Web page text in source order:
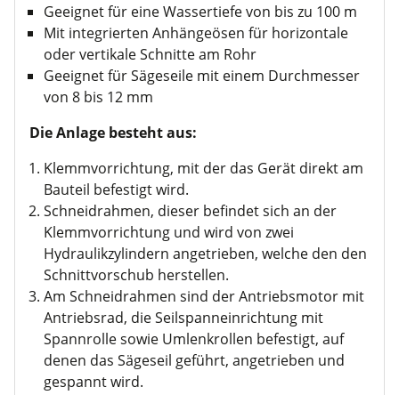
Geeignet für eine Wassertiefe von bis zu 100 m
Mit integrierten Anhängeösen für horizontale
oder vertikale Schnitte am Rohr
Geeignet für Sägeseile mit einem Durchmesser
von 8 bis 12 mm
Die Anlage besteht aus:
Klemmvorrichtung, mit der das Gerät direkt am
Bauteil befestigt wird.
Schneidrahmen, dieser befindet sich an der
Klemmvorrichtung und wird von zwei
Hydraulikzylindern angetrieben, welche den den
Schnittvorschub herstellen.
Am Schneidrahmen sind der Antriebsmotor mit
Antriebsrad, die Seilspanneinrichtung mit
Spannrolle sowie Umlenkrollen befestigt, auf
denen das Sägeseil geführt, angetrieben und
gespannt wird.